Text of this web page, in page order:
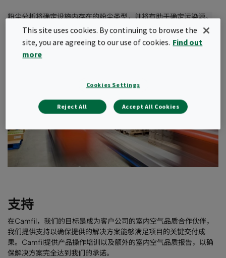
粉尘分析将确定设施内存在的粉尘类型，并将有助于确定污染源。
支持
在Camfil，我们的目标是成为客户公司的室内空气品质合作伙伴，
我们提供支持以确保提供的解决方案能够满足项目的关键交付成
果。Camfil提供产品操作培训以及额外的室内空气品质报告，以确
保解决方案完全达到我们的承诺。
This site uses cookies. By continuing to browse the
site, you are agreeing to our use of cookies. Find out
more
Cookies Settings
Reject All Accept All Cookies